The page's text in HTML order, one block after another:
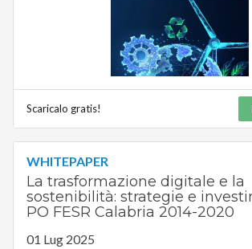
Scaricalo gratis!
WHITEPAPER
La trasformazione digitale e la
sostenibilità: strategie e
PO FESR Calabria 2014-2020
01 Lug 2025